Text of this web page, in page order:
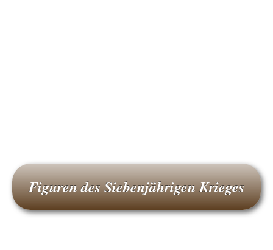
Figuren des Siebenjährigen Krieges